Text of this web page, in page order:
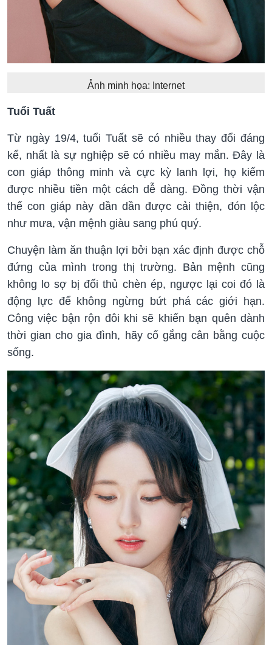
Ảnh minh họa: Internet
Tuổi Tuất
Từ ngày 19/4, tuổi Tuất sẽ có nhiều thay đổi đáng
kể, nhất là sự nghiệp sẽ có nhiều may mắn. Đây là
con giáp thông minh và cực kỳ lanh lợi, họ kiếm
được nhiều tiền một cách dễ dàng. Đồng thời vận
thế con giáp này dần dần được cải thiện, đón lộc
như mưa, vận mệnh giàu sang phú quý.
Chuyện làm ăn thuận lợi bởi bạn xác định được chỗ
đứng của mình trong thị trường. Bản mệnh cũng
không lo sợ bị đối thủ chèn ép, ngược lại coi đó là
động lực để không ngừng bứt phá các giới hạn.
Công việc bận rộn đôi khi sẽ khiến bạn quên dành
thời gian cho gia đình, hãy cố gắng cân bằng cuộc
sống.